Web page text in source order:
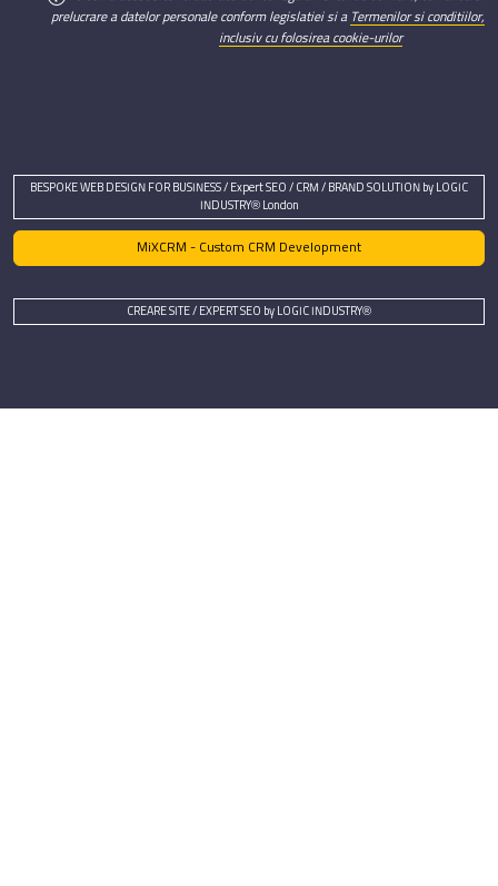
prelucrare a datelor personale conform legislatiei si a Termenilor si conditiilor,
inclusiv cu folosirea cookie-urilor
BESPOKE WEB DESIGN FOR BUSINESS / Expert SEO / CRM / BRAND SOLUTION by LOGIC
INDUSTRY® London
MiXCRM - Custom CRM Development
CREARE SITE / EXPERT SEO by LOGIC INDUSTRY®